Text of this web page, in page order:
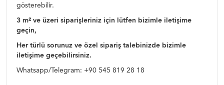
gösterebilir.
3 m² ve üzeri siparişleriniz için lütfen bizimle iletişime
geçin,
Her türlü sorunuz ve özel sipariş talebinizde bizimle
iletişime geçebilirsiniz.
Whatsapp/Telegram: +90 545 819 28 18